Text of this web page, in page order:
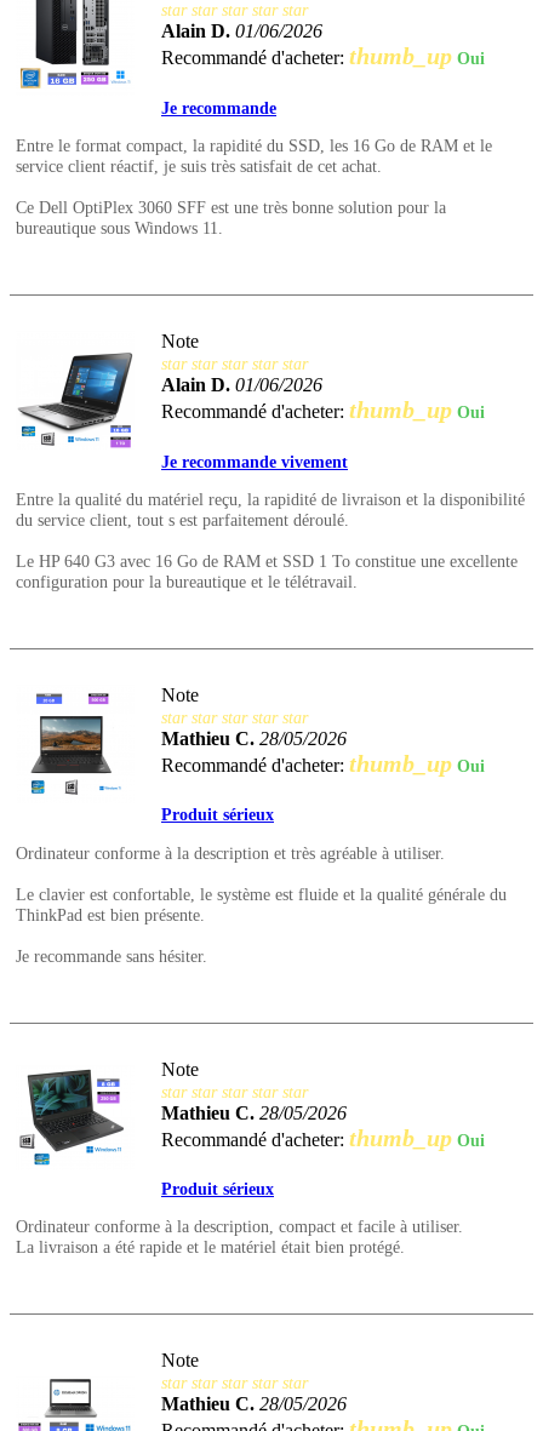
star star star star star
Alain D. 01/06/2026
Recommandé d'acheter: thumb_up Oui
Je recommande
Entre le format compact, la rapidité du SSD, les 16 Go de RAM et le
service client réactif, je suis très satisfait de cet achat.
Ce Dell OptiPlex 3060 SFF est une très bonne solution pour la
bureautique sous Windows 11.
Note
star star star star star
Alain D. 01/06/2026
Recommandé d'acheter: thumb_up Oui
Je recommande vivement
Entre la qualité du matériel reçu, la rapidité de livraison et la disponibilité
du service client, tout s est parfaitement déroulé.
Le HP 640 G3 avec 16 Go de RAM et SSD 1 To constitue une excellente
configuration pour la bureautique et le télétravail.
Note
star star star star star
Mathieu C. 28/05/2026
Recommandé d'acheter: thumb_up Oui
Produit sérieux
Ordinateur conforme à la description et très agréable à utiliser.
Le clavier est confortable, le système est fluide et la qualité générale du
ThinkPad est bien présente.
Je recommande sans hésiter.
Note
star star star star star
Mathieu C. 28/05/2026
Recommandé d'acheter: thumb_up Oui
Produit sérieux
Ordinateur conforme à la description, compact et facile à utiliser.
La livraison a été rapide et le matériel était bien protégé.
Note
star star star star star
Mathieu C. 28/05/2026